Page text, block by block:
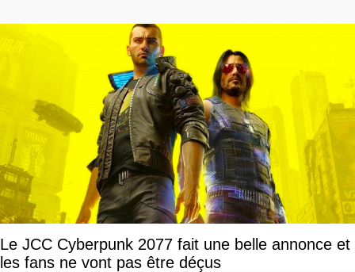
Le JCC Cyberpunk 2077 fait une belle annonce et
les fans ne vont pas être déçus